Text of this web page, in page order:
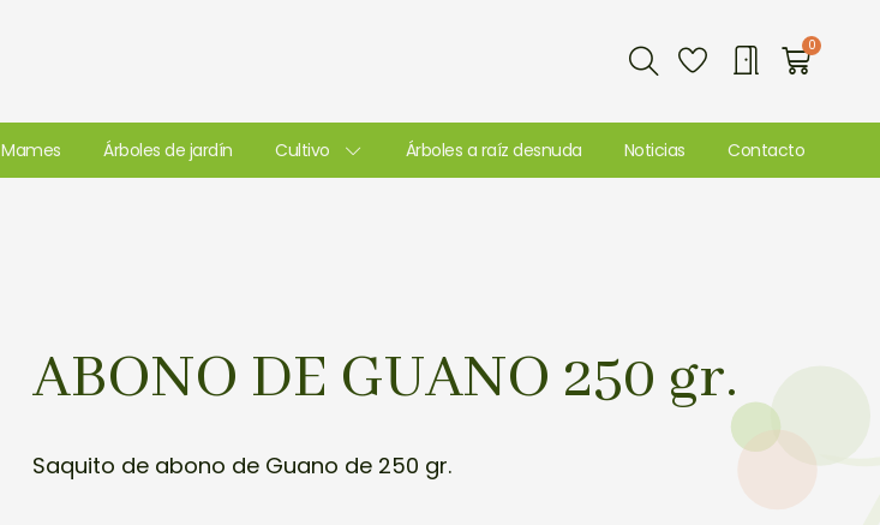
Buscar 0
Mames Árboles de jardín Cultivo Árboles a raíz desnuda Noticias Contacto
ABONO DE GUANO 250 gr.
Saquito de abono de Guano de 250 gr.